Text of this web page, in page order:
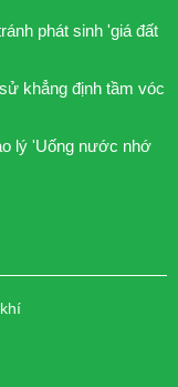
phát sinh 'giá đất
khẳng định tầm vóc
lý 'Uống nước nhớ